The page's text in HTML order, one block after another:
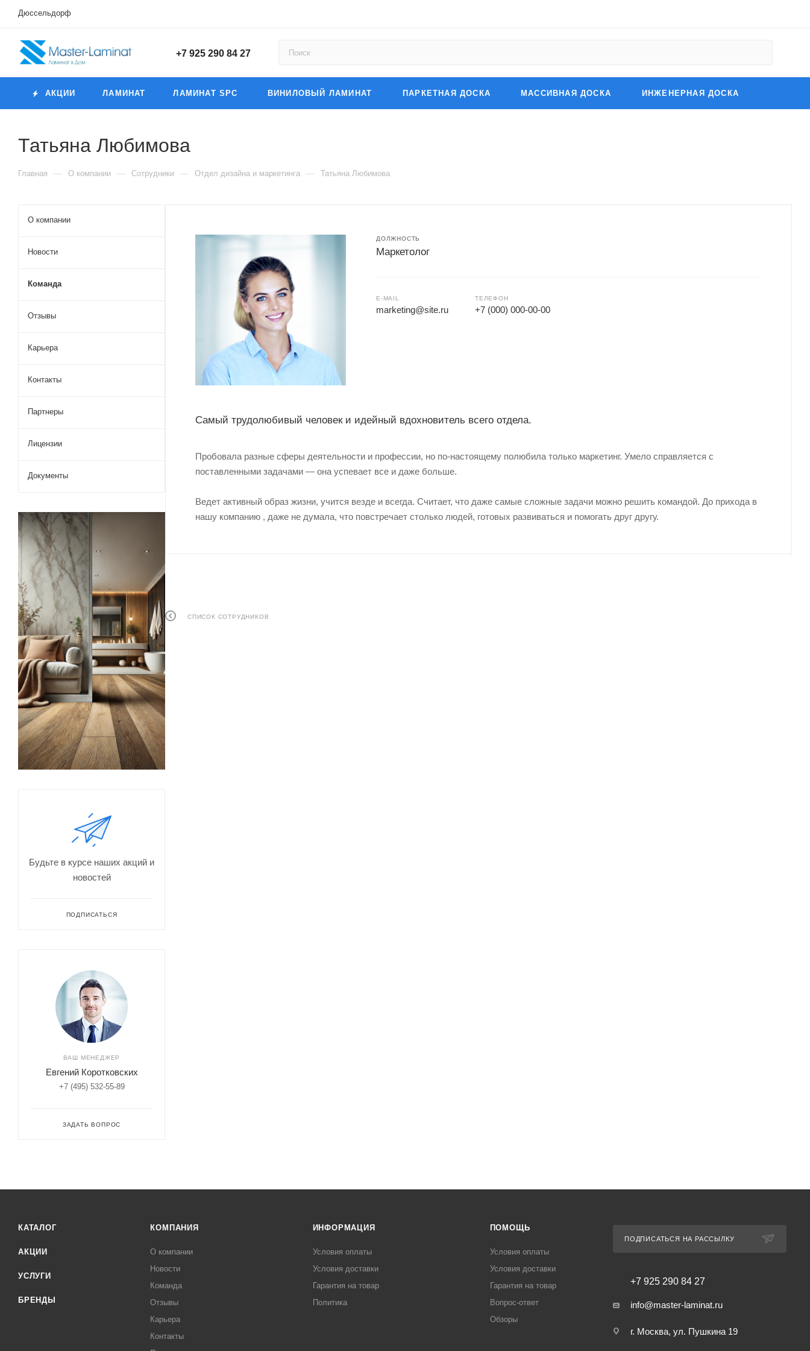
Дюссельдорф
+7 925 290 84 27
АКЦИИ ЛАМИНАТ ЛАМИНАТ SPC ВИНИЛОВЫЙ ЛАМИНАТ ПАРКЕТНАЯ ДОСКА МАССИВНАЯ ДОСКА ИНЖЕНЕРНАЯ ДОСКА
Татьяна Любимова
Главная — О компании — Сотрудники — Отдел дизайна и маркетинга — Татьяна Любимова
ДОЛЖНОСТЬ
Маркетолог
E-MAIL
marketing@site.ru
ТЕЛЕФОН
+7 (000) 000-00-00
Самый трудолюбивый человек и идейный вдохновитель всего отдела.
Пробовала разные сферы деятельности и профессии, но по-настоящему полюбила только маркетинг. Умело справляется с
поставленными задачами — она успевает все и даже больше.
Ведет активный образ жизни, учится везде и всегда. Считает, что даже самые сложные задачи можно решить командой. До прихода в
нашу компанию , даже не думала, что повстречает столько людей, готовых развиваться и помогать друг другу.
СПИСОК СОТРУДНИКОВ
О компании
Новости
Команда
Отзывы
Карьера
Контакты
Партнеры
Лицензии
Документы
Будьте в курсе наших акций и
новостей
ПОДПИСАТЬСЯ
ВАШ МЕНЕДЖЕР
Евгений Коротковских
+7 (495) 532-55-89
ЗАДАТЬ ВОПРОС
КАТАЛОГ
АКЦИИ
УСЛУГИ
БРЕНДЫ
КОМПАНИЯ
О компании
Новости
Команда
Отзывы
Карьера
Контакты
ИНФОРМАЦИЯ
Условия оплаты
Условия доставки
Гарантия на товар
Политика
ПОМОЩЬ
Условия оплаты
Условия доставки
Гарантия на товар
Вопрос-ответ
Обзоры
ПОДПИСАТЬСЯ НА РАССЫЛКУ
+7 925 290 84 27
info@master-laminat.ru
г. Москва, ул. Пушкина 19